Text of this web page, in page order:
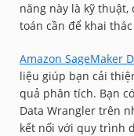
năng này là kỹ
toán cần để khai
Amazon SageMaker
liệu giúp bạn cải
quả phân tích. Bạn
Data Wrangler trên
kết nối với quy trình